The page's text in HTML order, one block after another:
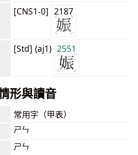
[CNS1-0] 2187
[Std] (aj1) 2551
形與讀音
常用字（甲表）
ㄕㄣ
ㄕㄣ